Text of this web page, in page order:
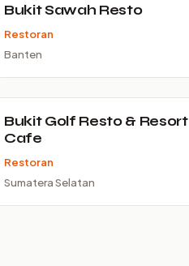
Bukit Sawah Resto
Restoran
Banten
Bukit Golf Resto & Resort
Cafe
Restoran
Sumatera Selatan